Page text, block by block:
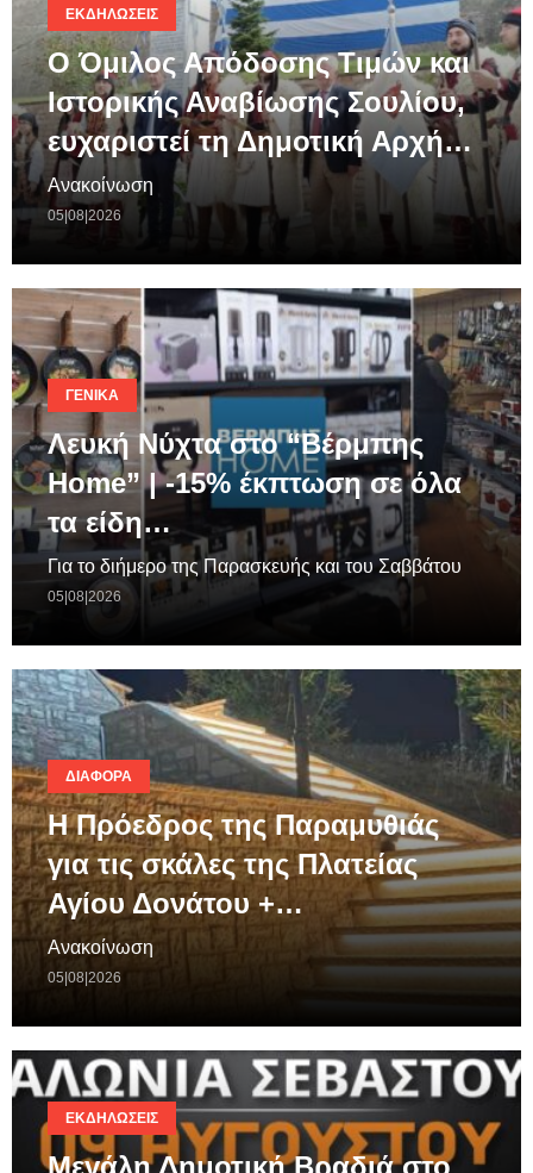
ΕΚΔΗΛΏΣΕΙΣ
Ο Όμιλος Απόδοσης Τιμών και
Ιστορικής Αναβίωσης Σουλίου,
ευχαριστεί τη Δημοτική Αρχή…
Ανακοίνωση
05|08|2026
ΓΕΝΙΚΆ
Λευκή Νύχτα στο “Βέρμπης
Home” | -15% έκπτωση σε όλα
τα είδη…
Για το διήμερο της Παρασκευής και του Σαββάτου
05|08|2026
ΔΙΆΦΟΡΑ
Η Πρόεδρος της Παραμυθιάς
για τις σκάλες της Πλατείας
Αγίου Δονάτου +…
Ανακοίνωση
05|08|2026
ΕΚΔΗΛΏΣΕΙΣ
Μεγάλη Δημοτική Βραδιά στο